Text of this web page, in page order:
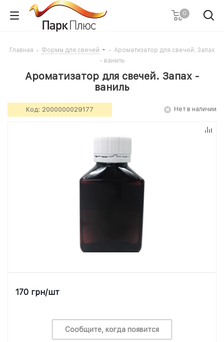
0
Главная - Формы для свечей - Ароматизатор для свечей. Запах
- ваниль
Ароматизатор для свечей. Запах -
ваниль
Код: 2000000029177 Нет в наличии
170 грн/шт
Сообщите, когда появится